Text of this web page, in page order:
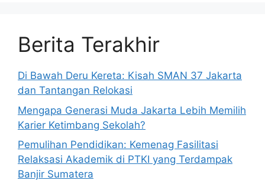
Berita Terakhir
Di Bawah Deru Kereta: Kisah SMAN 37 Jakarta
dan Tantangan Relokasi
Mengapa Generasi Muda Jakarta Lebih Memilih
Karier Ketimbang Sekolah?
Pemulihan Pendidikan: Kemenag Fasilitasi
Relaksasi Akademik di PTKI yang Terdampak
Banjir Sumatera